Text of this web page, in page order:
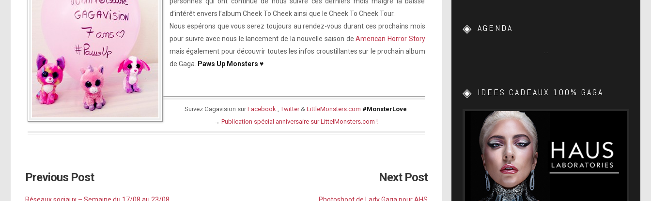
d’intérêt envers l’album Cheek To Cheek ainsi que le Cheek To Cheek Tour.
Nous espérons que vous serez toujours au rendez-vous durant ces prochains mois
pour suivre avec nous le lancement de la nouvelle saison deAmerican Horror Story
mais également pour découvrir toutes les infos croustillantes sur le prochain album
de Gaga. Paws Up Monsters ♥
Suivez Gagavision surFacebook ,Twitter& LittleMonsters.com #MonsterLove
→ Publication spécial anniversaire sur LittelMonsters.com !
Previous Post Next Post
AGENDA
IDEES CADEAUX 100% GAGA